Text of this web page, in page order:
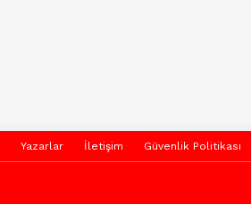
Yazarlar İletişim Güvenlik Politikası